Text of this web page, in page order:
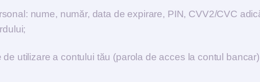
nume, număr, data de expirare, PIN, CVV2/CVC
utilizare a contului tău (parola de acces la contul